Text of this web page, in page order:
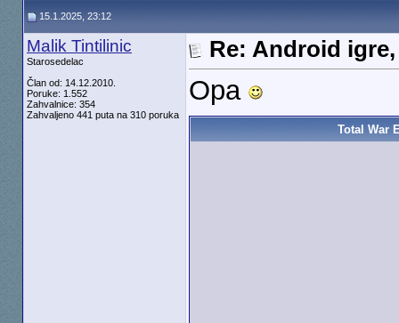
15.1.2025, 23:12
Malik Tintilinic
Starosedelac
Član od: 14.12.2010.
Poruke: 1.552
Zahvalnice: 354
Zahvaljeno 441 puta na 310 poruka
Re: Android
Opa
Total War